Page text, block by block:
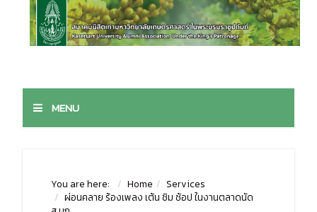
MENU
You are here: Home
Services
ผ่อนคลาย ร้องเพลง เต้น ชิม ช้อป ในงานตลาดนัด